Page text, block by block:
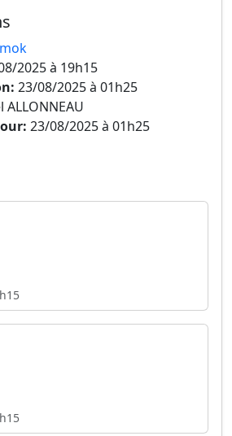
2025 à 19h15
23/08/2025 à 01h25
ALLONNEAU
23/08/2025 à 01h25